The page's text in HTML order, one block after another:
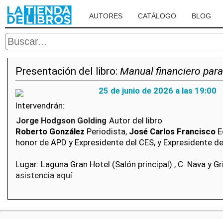
AUTORES CATÁLOGO BLOG
Presentación del libro: Manual financiero
25 de junio de 2026 a las 19:00
Intervendrán:
Jorge Hodgson Golding Autor del libro
Roberto González Periodista, José Carlos Francisco
honor de APD y Expresidente del CES, y Expresidente
Lugar: Laguna Gran Hotel (Salón principal) , C. Nava y
asistencia aquí